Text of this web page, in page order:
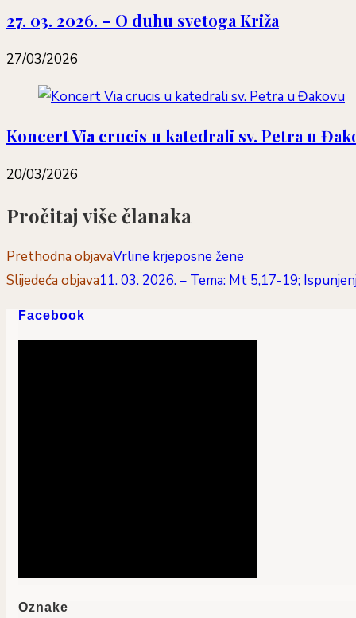
27. 03. 2026. – O duhu svetoga Križa
27/03/2026
Koncert Via crucis u katedrali sv. Petra u
20/03/2026
Pročitaj više članaka
Prethodna objavaVrline krjeposne žene
Slijedeća objava11. 03. 2026. – Tema: Mt 5,17-19;
Facebook
Oznake